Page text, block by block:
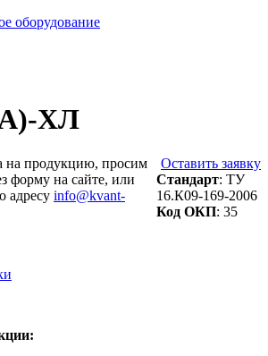
оборудование
ХЛ
на продукцию, просим
форму на сайте, или
адресу info@kvant-
Оставить заявку
Стандарт: ТУ
16.К09-169-2006
Код ОКП: 35